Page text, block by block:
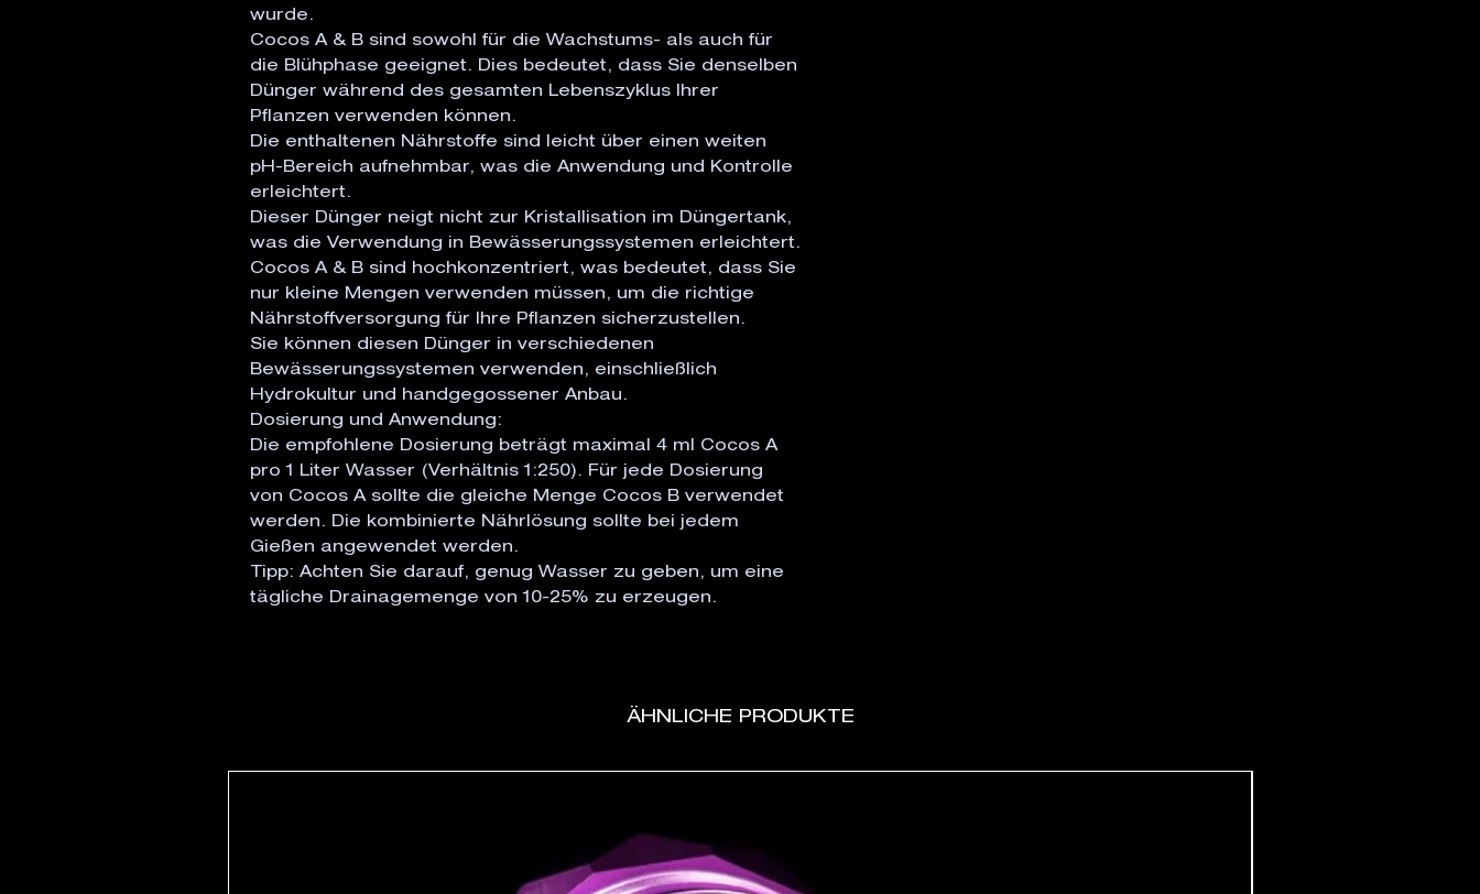
wurde.
Cocos A & B sind sowohl für die Wachstums- als auch für
die Blühphase geeignet. Dies bedeutet, dass Sie denselben
Dünger während des gesamten Lebenszyklus Ihrer
Pflanzen verwenden können.
Die enthaltenen Nährstoffe sind leicht über einen weiten
pH-Bereich aufnehmbar, was die Anwendung und Kontrolle
erleichtert.
Dieser Dünger neigt nicht zur Kristallisation im Düngertank,
was die Verwendung in Bewässerungssystemen erleichtert.
Cocos A & B sind hochkonzentriert, was bedeutet, dass Sie
nur kleine Mengen verwenden müssen, um die richtige
Nährstoffversorgung für Ihre Pflanzen sicherzustellen.
Sie können diesen Dünger in verschiedenen
Bewässerungssystemen verwenden, einschließlich
Hydrokultur und handgegossener Anbau.
Dosierung und Anwendung:
Die empfohlene Dosierung beträgt maximal 4 ml Cocos A
pro 1 Liter Wasser (Verhältnis 1:250). Für jede Dosierung
von Cocos A sollte die gleiche Menge Cocos B verwendet
werden. Die kombinierte Nährlösung sollte bei jedem
Gießen angewendet werden.
Tipp: Achten Sie darauf, genug Wasser zu geben, um eine
tägliche Drainagemenge von 10-25% zu erzeugen.
ÄHNLICHE PRODUKTE